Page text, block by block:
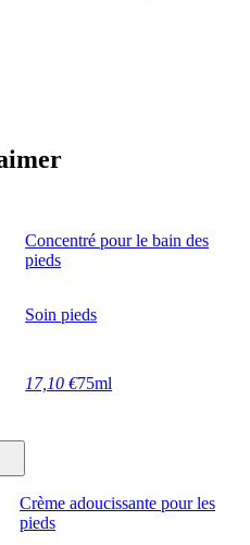
Concentré pour le bain des
pieds
Soin pieds
17,10 €75ml
Crème adoucissante pour les
pieds